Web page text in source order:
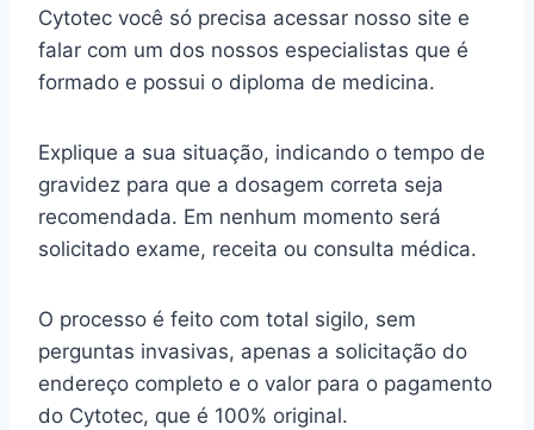
Cytotec você só precisa acessar nosso site e
falar com um dos nossos especialistas que é
formado e possui o diploma de medicina.
Explique a sua situação, indicando o tempo de
gravidez para que a dosagem correta seja
recomendada. Em nenhum momento será
solicitado exame, receita ou consulta médica.
O processo é feito com total sigilo, sem
perguntas invasivas, apenas a solicitação do
endereço completo e o valor para o pagamento
do Cytotec, que é 100% original.